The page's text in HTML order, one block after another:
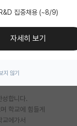
성합니다.
학교에 힘들게
에가서
집중채용 (~8/9)
자세히 보기
지 않기